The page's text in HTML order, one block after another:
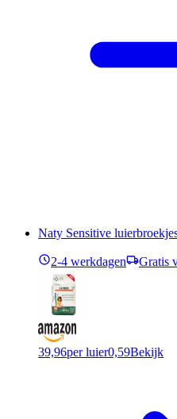
Naty Sensitive
2-4 werkdagen Gratis
39,96per luier0,59Bekijk